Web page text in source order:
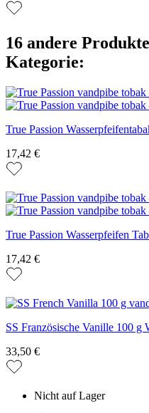
16 andere
Kategorie:
True Passion
17,42 €
True Passion Wasserpfeifen
17,42 €
SS Französische Vanille 100 g
33,50 €
Nicht auf Lager